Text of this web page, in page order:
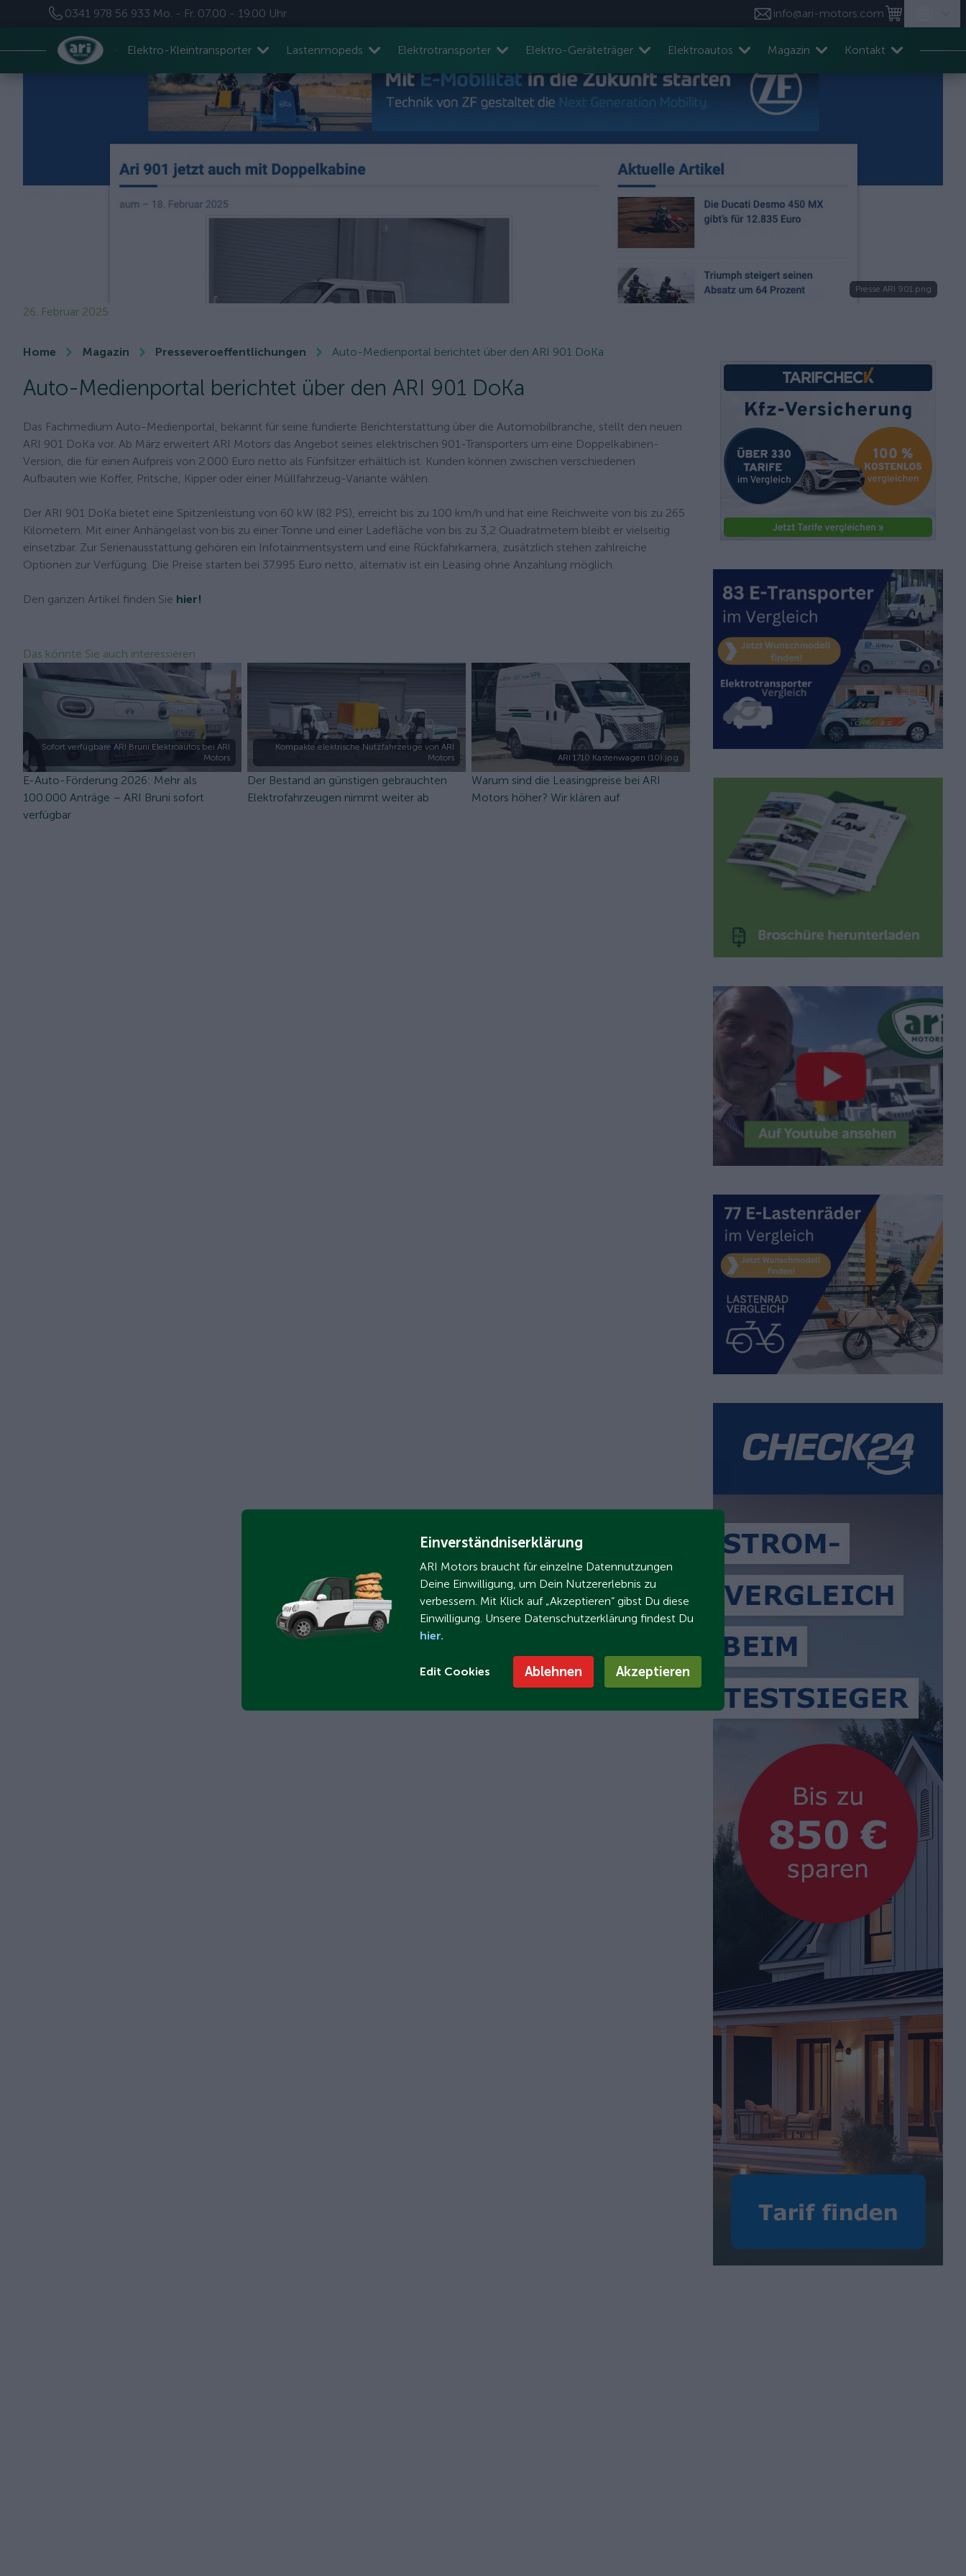
0341 978 56 933 Mo. - Fr. 07.00 - 19.00 Uhr info@ari-motors.com
Elektro-Kleintransporter Lastenmopeds Elektrotransporter Elektro-Geräteträger Elektroautos Magazin Kontakt
Presse ARI 901.png
26. Februar 2025
Home Magazin Presseveroeffentlichungen Auto-Medienportal berichtet über den ARI 901 DoKa
Auto-Medienportal berichtet über den ARI 901 DoKa
Das Fachmedium Auto-Medienportal, bekannt für seine fundierte Berichterstattung über die Automobilbranche, stellt den neuen
ARI 901 DoKa vor. Ab März erweitert ARI Motors das Angebot seines elektrischen 901-Transporters um eine Doppelkabinen-
Version, die für einen Aufpreis von 2.000 Euro netto als Fünfsitzer erhältlich ist. Kunden können zwischen verschiedenen
Aufbauten wie Koffer, Pritsche, Kipper oder einer Müllfahrzeug-Variante wählen.
Der ARI 901 DoKa bietet eine Spitzenleistung von 60 kW (82 PS), erreicht bis zu 100 km/h und hat eine Reichweite von bis zu 265
Kilometern. Mit einer Anhängelast von bis zu einer Tonne und einer Ladefläche von bis zu 3,2 Quadratmetern bleibt er vielseitig
einsetzbar. Zur Serienausstattung gehören ein Infotainmentsystem und eine Rückfahrkamera, zusätzlich stehen zahlreiche
Optionen zur Verfügung. Die Preise starten bei 37.995 Euro netto, alternativ ist ein Leasing ohne Anzahlung möglich.
Den ganzen Artikel finden Sie hier!
Das könnte Sie auch interessieren
Sofort verfügbare ARI Bruni Elektroautos bei ARI
Motors
E-Auto-Förderung 2026: Mehr als
100.000 Anträge – ARI Bruni sofort
verfügbar
Kompakte elektrische Nutzfahrzeuge von ARI
Motors
Der Bestand an günstigen gebrauchten
Elektrofahrzeugen nimmt weiter ab
ARI 1710 Kastenwagen (10).jpg
Warum sind die Leasingpreise bei ARI
Motors höher? Wir klären auf
Einverständniserklärung
ARI Motors braucht für einzelne Datennutzungen
Deine Einwilligung, um Dein Nutzererlebnis zu
verbessern. Mit Klick auf „Akzeptieren“ gibst Du diese
Einwilligung. Unsere Datenschutzerklärung findest Du
hier.
Edit Cookies Ablehnen Akzeptieren